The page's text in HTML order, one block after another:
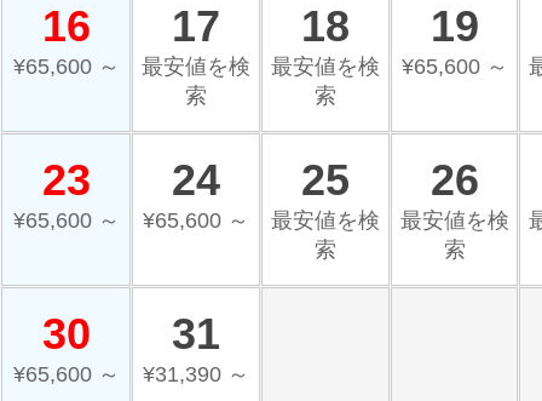
16
¥65,600 ～
17
最安値を検
索
18
最安値を検
索
19
¥65,600 ～
23
¥65,600 ～
24
¥65,600 ～
25
最安値を検
索
26
最安値を検
索
30
¥65,600 ～
31
¥31,390 ～